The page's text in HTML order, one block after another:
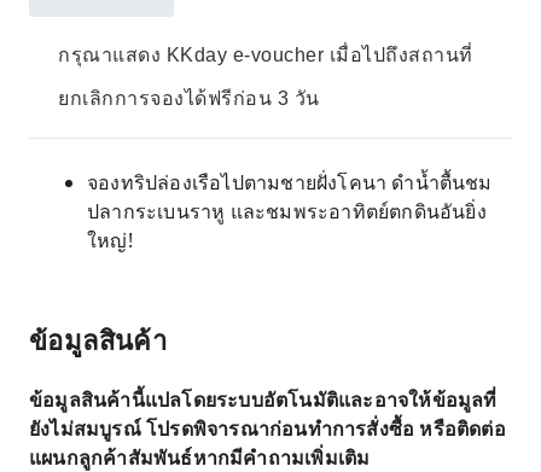
กรุณาแสดง KKday e-voucher เมื่อไปถึงสถานที่
ยกเลิกการจองได้ฟรีก่อน 3 วัน
จองทริปล่องเรือไปตามชายฝั่งโคนา ดำน้ำตื้นชม
ปลากระเบนราหู และชมพระอาทิตย์ตกดินอันยิ่ง
ใหญ่!
ข้อมูลสินค้า
ข้อมูลสินค้านี้แปลโดยระบบอัตโนมัติและอาจให้ข้อมูลที่
ยังไม่สมบูรณ์ โปรดพิจารณาก่อนทำการสั่งซื้อ หรือติดต่อ
แผนกลูกค้าสัมพันธ์หากมีคำถามเพิ่มเติม